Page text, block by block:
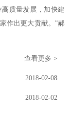
质量发展，加快建
作出更大贡献。”郝
查看更多 >
2018-02-08
2018-02-02